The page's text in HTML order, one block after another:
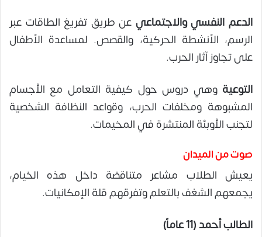
الدعم النفسي والاجتماعي عن طريق تفريغ الطاقات عبر
الرسم، الأنشطة الحركية، والقصص. لمساعدة الأطفال
على تجاوز آثار الحرب.
التوعية وهي دروس حول كيفية التعامل مع الأجسام
المشبوهة ومخلفات الحرب، وقواعد النظافة الشخصية
لتجنب الأوبئة المنتشرة في المخيمات.
صوت من الميدان
يعيش الطلاب مشاعر متناقضة داخل هذه الخيام،
يجمعهم الشغف بالتعلم وتفرقهم قلة الإمكانيات.
الطالب أحمد (11 عاماً)